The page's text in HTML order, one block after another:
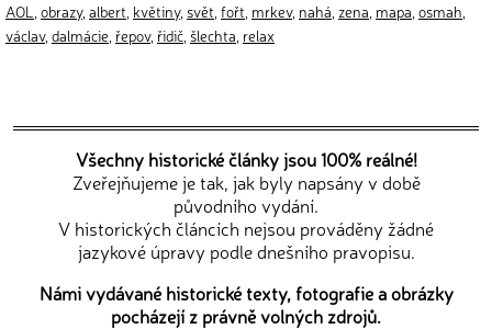
AOL
obrazy, albert květiny, svět fořt mrkev, nahá zena mapa osmah
václav, dalmácie řepov, řidič šlechta relax
Všechny historické články jsou 100% reálné!
Zveřejňujeme je tak, jak byly napsány v době
původního vydání.
V historických článcích nejsou prováděny žádné
jazykové úpravy podle dnešního pravopisu.
Námi vydávané historické texty, fotografie a obrázky
pocházejí z právně volných zdrojů.